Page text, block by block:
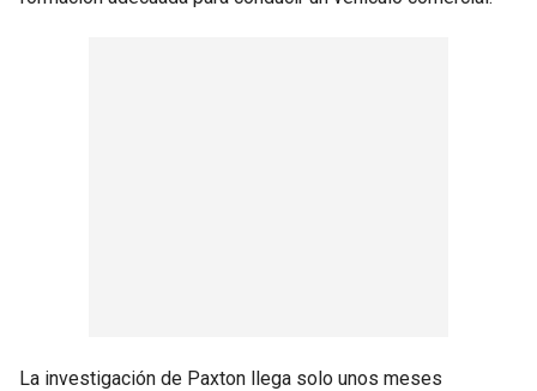
La investigación de Paxton llega solo unos meses